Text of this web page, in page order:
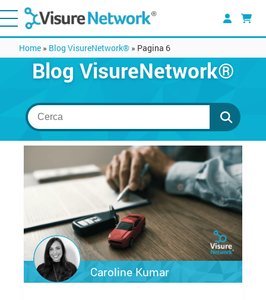
Home » Blog VisureNetwork® » Pagina 6
Blog VisureNetwork®
Caroline Kumar